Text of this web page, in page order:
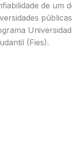
de um
(Fies).